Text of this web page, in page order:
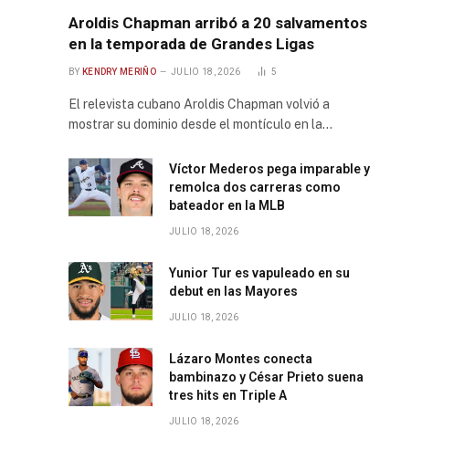
Aroldis Chapman arribó a 20 salvamentos
en la temporada de Grandes Ligas
BY KENDRY MERIÑO JULIO 18, 2026 5
El relevista cubano Aroldis Chapman volvió a
mostrar su dominio desde el montículo en la…
Víctor Mederos pega imparable y
remolca dos carreras como
bateador en la MLB
JULIO 18, 2026
Yunior Tur es vapuleado en su
debut en las Mayores
JULIO 18, 2026
Lázaro Montes conecta
bambinazo y César Prieto suena
tres hits en Triple A
JULIO 18, 2026